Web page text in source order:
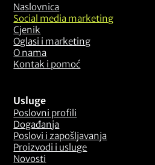
Naslovnica
Social media marketing
Cjenik
Oglasi i marketing
O nama
Kontak i pomoć
Usluge
Poslovni profili
Događanja
Poslovi i zapošljavanja
Proizvodi i usluge
Novosti